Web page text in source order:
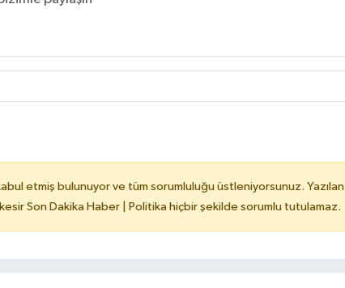
etmiş bulunuyor ve tüm sorumluluğu üstleniyorsunuz. Yazılan
Son Dakika Haber | Politika hiçbir şekilde sorumlu tutulamaz.